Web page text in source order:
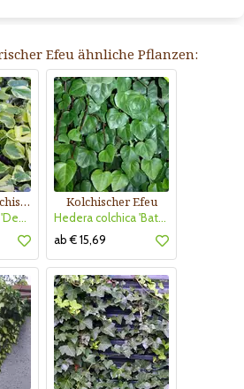
Efeu ähnliche Pflanzen:
Gelbbunter kolchischer Efeu
Hedera colchica 'Dentata Variegata'
Kolchischer Efeu
Hedera colchica 'Batumi'
ab € 15,69